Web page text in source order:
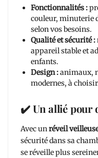
Fonctionnalités :
couleur, minuterie
selon vos besoins.
Qualité et sécurité :
appareil stable et
enfants.
Design :animaux,
modernes, à
✔️ Un allié pour
Avec unréveil
sécurité dans sa
se réveille plus